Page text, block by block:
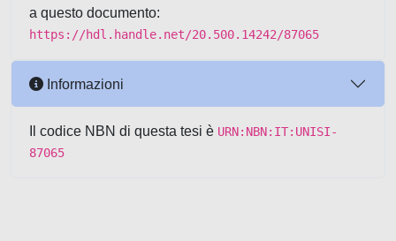
a questo documento:
https://hdl.handle.net/20.500.14242/87065
Informazioni
Il codice NBN di questa tesi è URN:NBN:IT:UNISI-
87065